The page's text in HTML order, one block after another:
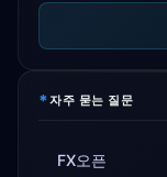
*자주 묻는 질문
FX오픈